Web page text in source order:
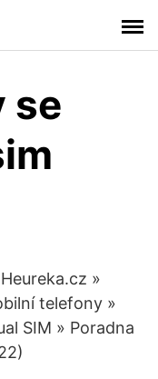
se
»
telefony »
SIM » Poradna